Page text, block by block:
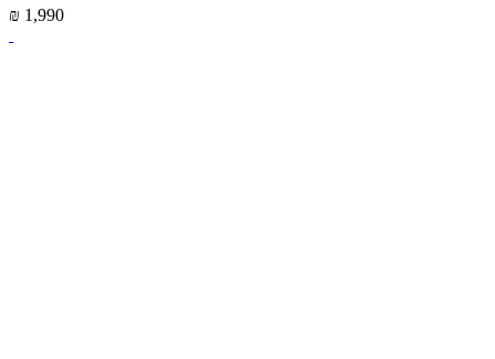
₪ 1,990